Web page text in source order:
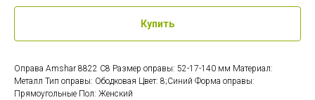
Купить
Оправа Amshar 8822 С8 Размер оправы: 52-17-140 мм Материал:
Металл Тип оправы: Ободковая Цвет: 8;Синий Форма оправы:
Прямоугольные Пол: Женский